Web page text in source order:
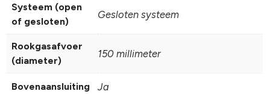
Systeem (open
of gesloten)
Gesloten systeem
Rookgasafvoer
(diameter)
150 millimeter
Bovenaansluiting Ja